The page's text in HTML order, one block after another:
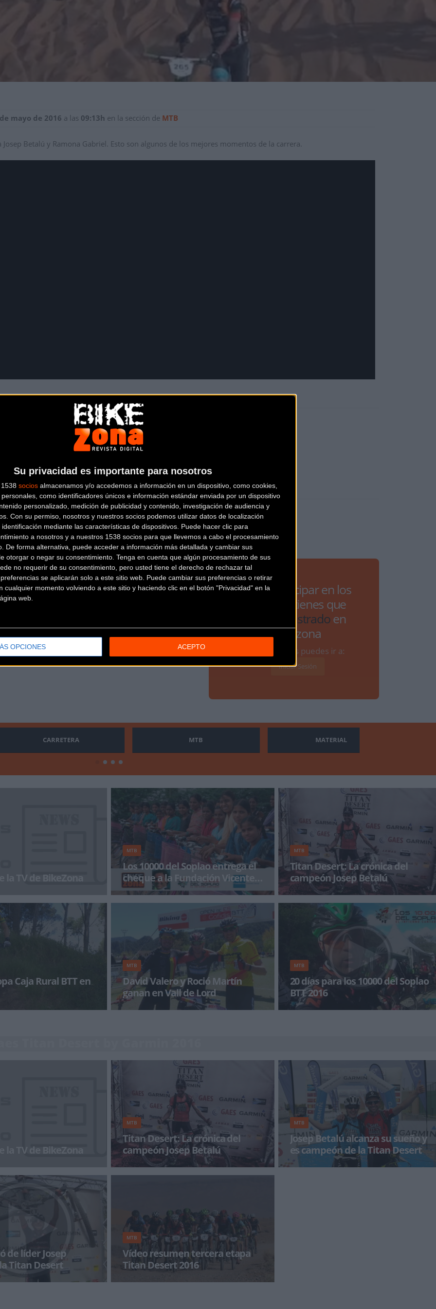
Su privacidad es importante para nosotros
socios almacenamos y/o accedemos a información en un dispositivo, como cookies,
como identificadores únicos e información estándar enviada por un dispositivo
personalizado, medición de publicidad y contenido, investigación de audiencia y
Con su permiso, nosotros y nuestros socios podemos utilizar datos de localización
mediante las características de dispositivos. Puede hacer clic para
a nosotros y a nuestros 1538 socios para que llevemos a cabo el procesamiento
De forma alternativa, puede acceder a información más detallada y cambiar sus
otorgar o negar su consentimiento. Tenga en cuenta que algún procesamiento de sus
no requerir de su consentimiento, pero usted tiene el derecho de rechazar tal
se aplicarán solo a este sitio web. Puede cambiar sus preferencias o retirar
cualquier momento volviendo a este sitio y haciendo clic en el botón "Privacidad" en la
web.
OPCIONES ACEPTO
mayo de 2016 a las 09:13h en la sección de MTB
Betalú y Ramona Gabriel. Esto son algunos de los mejores momentos de la carrera.
by Garmin, con inicio en Boumalne Dades y final en
tuyo!
Para participar en los
debates tienes que
registradoen
Bikezona
Si ya lo estás puedes ir a:
Iniciar Sesión
CARRETERA MTB MATERIAL
la TV de BikeZona
MTB
Los 10000 del Soplao entrega el
cheque a la Fundación Vicente
Ferrer
Peio Ruiz Cabestany, Los 10.000 del Soplao,
Coca-Cola Iberian Partners y Bike Zona se
suman a un proyecto promovido
MTB
Titan Desert: La crónica del
campeón Josep Betalú
Os dejamos la crónica de la Titan Desert 2016
de Josep Betalú tras proclamarse campeó
la primera prueba en Tudela,
MTB
David Valero y Roció Martín
ganan en Vall de Lord
David Valero (MMR Bikes) ha reforzado su
MTB
20 días para los 10000 del Soplao
BTT 2016
Los 10000 del Soplao se ha convertido en una
la TV de BikeZona
MTB
Titan Desert: La crónica del
campeón Josep Betalú
Os dejamos la crónica de la Titan Desert 2016
de Josep Betalú tras proclamarse campeó
MTB
Josep Betalú alcanza su sueño y
es campeón de la Titan Desert
El corredor catalán ha demostrado ser el mejor
de líder Josep
Titan Desert
vistió de líder tras la cuarta
MTB
Vídeo resumen tercera etapa
Titan Desert 2016
Mientras se disputa la cuarta etapa os dejamos